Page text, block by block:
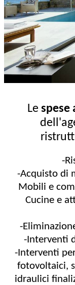
Le spese
-
-Acquisto di
Mobili e
Cucine e
-
-Interventi
-Interventi
fotovoltaici,
idraulici